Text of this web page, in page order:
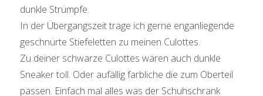
dunkle Strümpfe.
In der Übergangszeit trage ich gerne enganliegende
geschnürte Stiefeletten zu meinen Culottes.
Zu deiner schwarze Culottes wären auch dunkle
Sneaker toll. Oder aufällig farbliche die zum Oberteil
passen. Einfach mal alles was der Schuhschrank